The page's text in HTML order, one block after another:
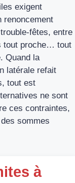
exigent
renoncement
fêtes, entre
tout proche… tout
Quand la
latérale refait
tout est
ne sont
ces contraintes,
sommes
à